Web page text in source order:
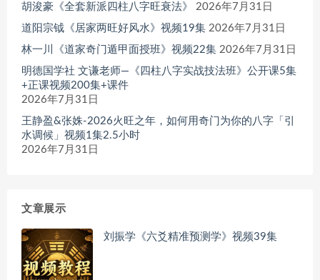
胡浚豪《全套新派四柱八字旺衰法》
2026年7月31日
道阳宗钺《居家两旺好风水》视频19集 2026年7月31日
林一川《道家奇门遁甲面授班》视频22集 2026年7月31日
明德国学社 文谦老师—《四柱八字实战技法班》公开课5集
+正课视频200集+课件
2026年7月31日
王静盈&张姝-2026火旺之年，如何用奇门为你的八字「引
水调候」视频1集2.5小时
2026年7月31日
文章展示
刘振学《六爻精准预测学》视频39集